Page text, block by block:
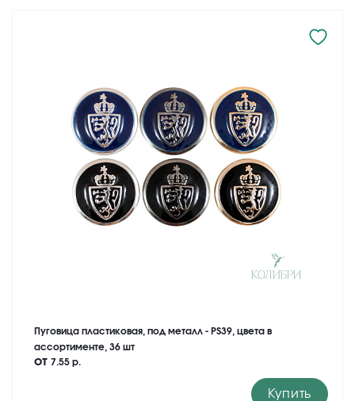
Пуговица пластиковая, под металл - PS39, цвета в
ассортименте, 36 шт
от 7.55 р.
Купить